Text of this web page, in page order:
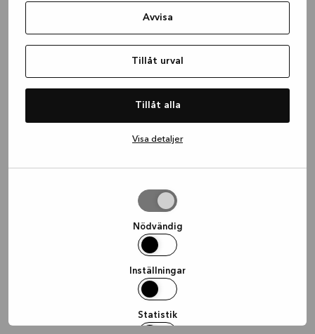
Avvisa
Tillåt urval
Tillåt alla
Visa detaljer
Nödvändig
Inställningar
Statistik
(see the browser console for more
information).